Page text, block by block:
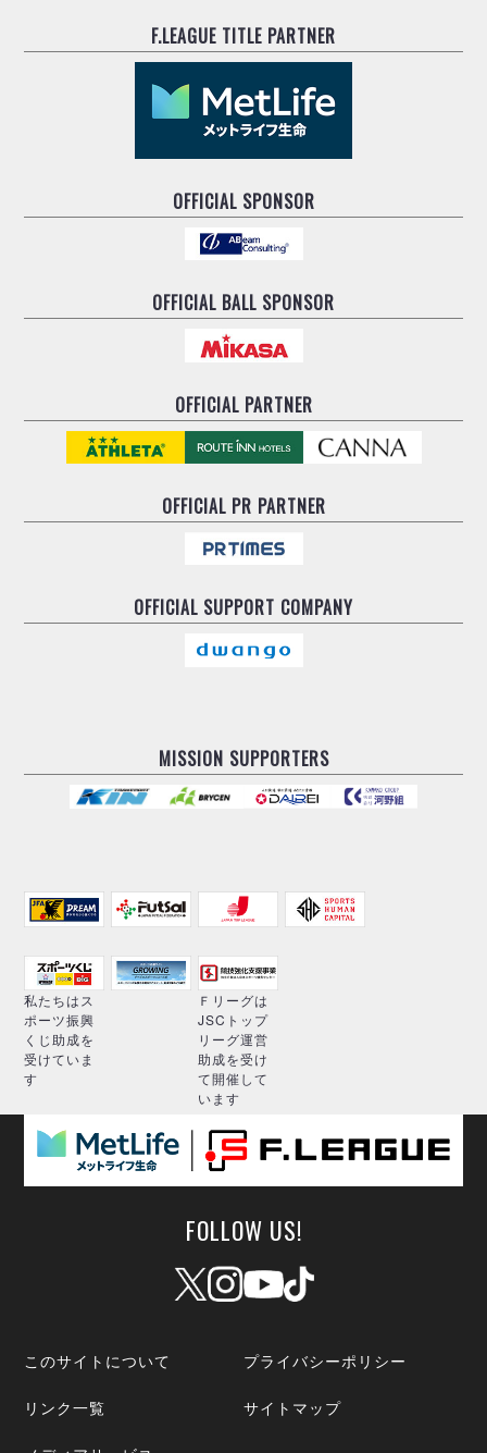
F.LEAGUE TITLE PARTNER
OFFICIAL SPONSOR
OFFICIAL BALL SPONSOR
OFFICIAL PARTNER
OFFICIALPR PARTNER
OFFICIAL SUPPORT COMPANY
MISSION SUPPORTERS
私たちはス
ポーツ振興
くじ助成を
受けていま
す
Ｆリーグは
JSCトップ
リーグ運営
助成を受け
て開催して
います
FOLLOW US!
このサイトについて プライバシーポリシー
リンク一覧 サイトマップ